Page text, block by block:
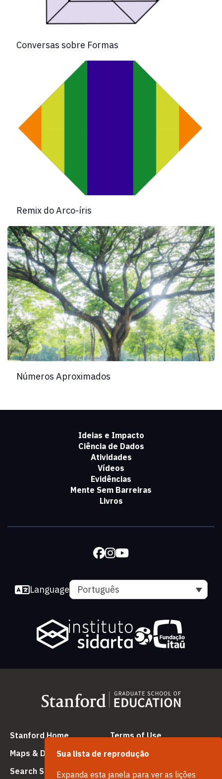
Conversas sobre Formas
Remix do Arco-íris
Números Aproximados
Sua lista de reprodução
Expanda esta janela para ver as lições
Ideias e Impacto
Ciência de Dados
Atividades
Vídeos
Evidências
Mente Sem Barreiras
Livros
Language Português
Stanford Home (link is external)
Maps & Directions(link is external)
Search Stanford
Terms of Use
Privacy(link is external)
Copyright